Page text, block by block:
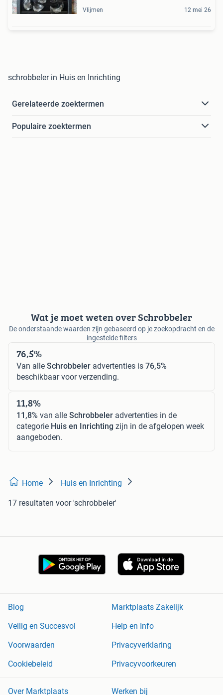
Vlijmen 12 mei 26
schrobbeler in Huis en Inrichting
Gerelateerde zoektermen
Populaire zoektermen
Wat je moet weten over Schrobbeler
De onderstaande waarden zijn gebaseerd op je zoekopdracht en de
ingestelde filters
76,5%
Van alle Schrobbeler advertenties is 76,5%
beschikbaar voor verzending.
11,8%
11,8% van alle Schrobbeler advertenties in de
categorie Huis en Inrichting zijn in de afgelopen week
aangeboden.
Home Huis en Inrichting
17 resultaten voor 'schrobbeler'
Blog
Marktplaats Zakelijk
Veilig en Succesvol
Help en Info
Voorwaarden
Privacyverklaring
Cookiebeleid
Privacyvoorkeuren
Over Marktplaats Werken bij